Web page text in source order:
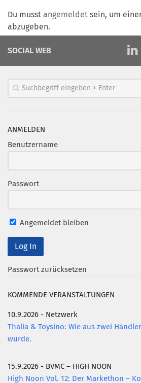
Arbeitsgruppen
MarketingFrauen
Münchner Marketingpreis
Partnerschaften
Clubmagazin
MCM Club TV
MITGLIEDSCHAFT
Mitglied werden
Du musst angemeldet sein, um
abzugeben.
SOCIAL WEB
ANMELDEN
Benutzername
Passwort
Angemeldet bleiben
Passwort zurücksetzen
KOMMENDE VERANSTALTUNGEN
10.9.2026 - Netzwerk
Thalia & Toysino: Wie aus zwei
wurde.
15.9.2026 - BVMC – HIGH NOON
High Noon Vol. 12: Der Markethon –